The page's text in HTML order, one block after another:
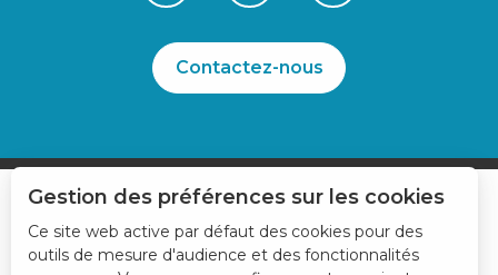
Contactez-nous
Gestion des préférences sur les cookies
Ce site web active par défaut des cookies pour des
outils de mesure d'audience et des fonctionnalités